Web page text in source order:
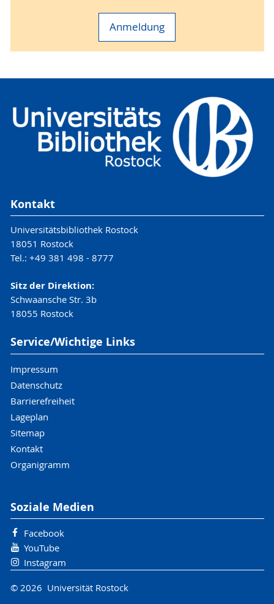
Anmeldung
Kontakt
Universitätsbibliothek Rostock
18051 Rostock
Tel.: +49 381 498 - 8777
Sitz der Direktion:
Schwaansche Str. 3b
18055 Rostock
Service/Wichtige Links
Impressum
Datenschutz
Barrierefreiheit
Lageplan
Sitemap
Kontakt
Organigramm
Soziale Medien
Facebook
YouTube
Instagram
© 2026 Universität Rostock